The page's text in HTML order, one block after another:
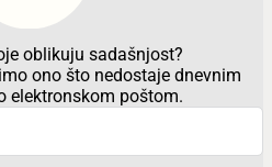
oblikuju sadašnjost?
ono što nedostaje dnevnim
elektronskom poštom.